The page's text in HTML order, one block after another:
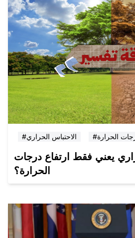
#الاحتباس الحراري الحرارة
يعني فقط ارتفاع درجات
الحرارة؟